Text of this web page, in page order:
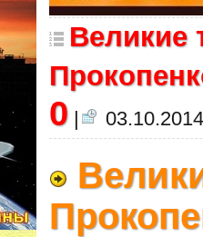
Великие
0 |